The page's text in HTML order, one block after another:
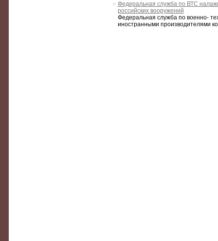
Федеральная служба по ВТС
российских вооружений
Федеральная служба по военно-
иностранными производителями